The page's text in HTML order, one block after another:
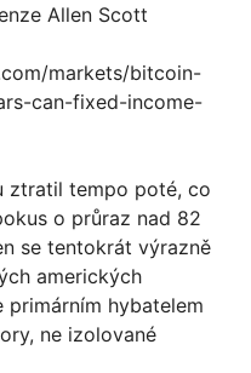
Allen Scott
markets/bitcoin-
can-fixed-income-
ztratil tempo poté, co
o průraz nad 82
se tentokrát výrazně
amerických
primárním hybatelem
ne izolované